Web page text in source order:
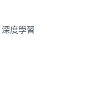
度學習